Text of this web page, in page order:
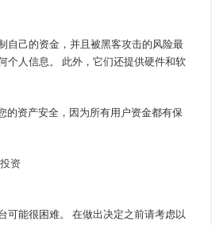
自己的资金，并且被黑客攻击的风险最
个人信息。 此外，它们还提供硬件和软
的资产安全，因为所有用户资金都有保
资
可能很困难。 在做出决定之前请考虑以